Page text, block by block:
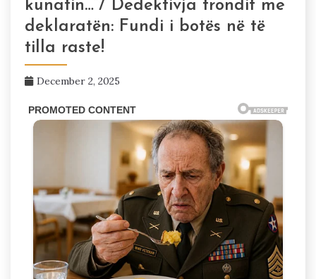
kunatin…”/ Dedektivja trondit me
deklaratën: Fundi i botës në të
tilla raste!
December 2, 2025